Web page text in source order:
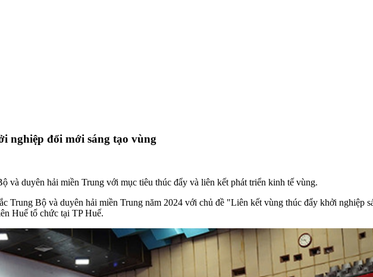
nghiệp đổi mới sáng tạo vùng
và duyên hải miền Trung với mục tiêu thúc đẩy và liên kết phát triển kinh tế vùng.
Trung Bộ và duyên hải miền Trung năm 2024 với chủ đề "Liên kết vùng thúc đẩy khởi nghiệp
Huế tổ chức tại TP Huế.